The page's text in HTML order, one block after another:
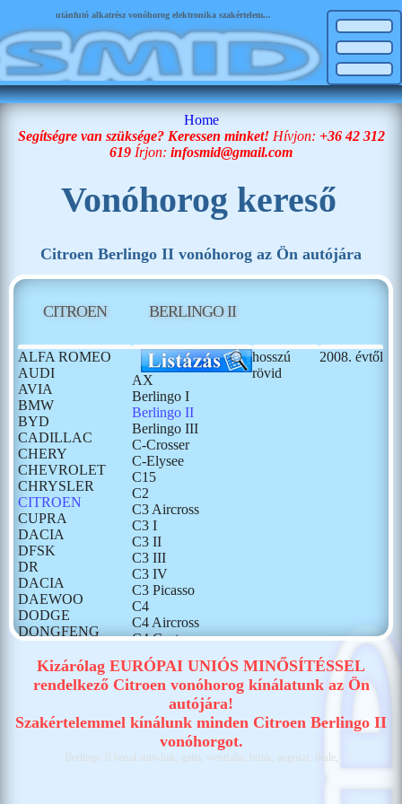
utánfutó alkatrész vonóhorog elektronika szakértelem...
Home
Segítségre van szüksége? Keressen minket! Hívjon: +36 42 312
619 Írjon: infosmid@gmail.com
Vonóhorog kereső
Citroen Berlingo II vonóhorog az Ön autójára
CITROEN BERLINGO II
ALFA ROMEO
AUDI
AVIA
BMW
BYD
CADILLAC
CHERY
CHEVROLET
CHRYSLER
CITROEN
CUPRA
DACIA
DFSK
DR
DACIA
DAEWOO
DODGE
DONGFENG
FORD
GONOW
HUMMER
AX
Berlingo I
Berlingo II
Berlingo III
C-Crosser
C-Elysee
C15
C2
C3 Aircross
C3 I
C3 II
C3 III
C3 IV
C3 Picasso
C4
C4 Aircross
C4 Cactus
C4 Pallas
C4 Picasso
C4 X
C5 Aircross
C8
hosszú
rövid
2008. évtől
Kizárólag EURÓPAI UNIÓS MINŐSÍTÉSSEL
rendelkező Citroen vonóhorog kínálatunk az Ön
autójára!
Szakértelemmel kínálunk minden Citroen Berlingo II
vonóhorgot.
Berlingo II bosal auto-hak, galia, westfalia, brink, auguszt, thule,